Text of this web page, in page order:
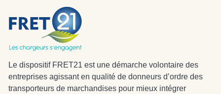
Le dispositif FRET21 est une démarche volontaire des
entreprises agissant en qualité de donneurs d’ordre des
transporteurs de marchandises pour mieux intégrer